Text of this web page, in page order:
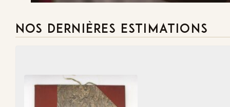
NOS DERNIÈRES ESTIMATIONS